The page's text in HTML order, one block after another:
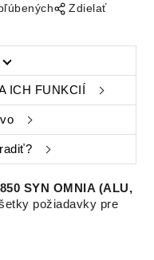
Zdielať
ICH FUNKCIÍ
SYN OMNIA (ALU,
požiadavky pre